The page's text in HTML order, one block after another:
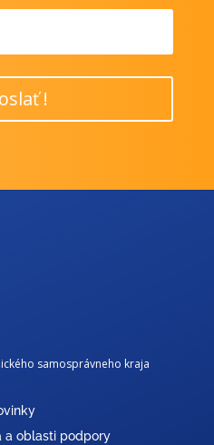
!
samosprávneho kraja
a oblasti podpory